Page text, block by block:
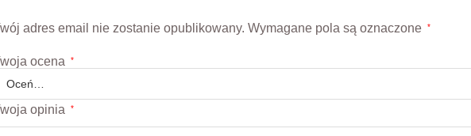
adres email nie zostanie opublikowany. Wymagane pola są oznaczone *
ocena *
opinia *